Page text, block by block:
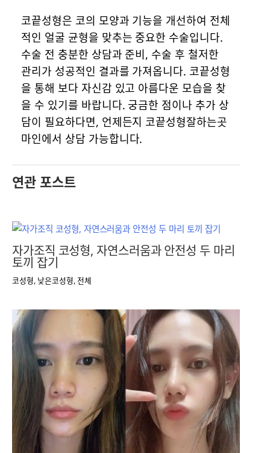
코끝성형은 코의 모양과 기능을 개선하여 전체
적인 얼굴 균형을 맞추는 중요한 수술입니다.
수술 전 충분한 상담과 준비, 수술 후 철저한
관리가 성공적인 결과를 가져옵니다. 코끝성형
을 통해 보다 자신감 있고 아름다운 모습을 찾
을 수 있기를 바랍니다. 궁금한 점이나 추가 상
담이 필요하다면, 언제든지 코끝성형잘하는곳
마인에서 상담 가능합니다.
연관 포스트
자가조직 코성형, 자연스러움과 안전성 두 마리
토끼 잡기
코성형, 낮은코성형,전체